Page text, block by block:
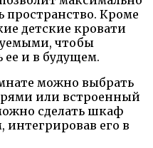
пространство. Кроме
детские кровати
чтобы
ее и в будущем.
можно выбрать
или встроенный
сделать шкаф
его в